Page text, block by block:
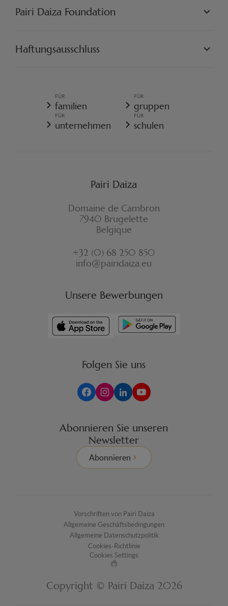
KÜNSTLERISCH
PAIRI DAIZA ERLEBNISSE
PAIRI DAIZA RESORT
Pairi Daiza Foundation
UNSERE PROJEKTE
ENGAGIEREN SIE SICH
Haftungsausschluss
REISERÜCKTRITTSVERSICHERUNG
COOKIE-RICHTLINIE
WIDERRUFSFORMULAR
FÜR
familien
FÜR
gruppen
FÜR
unternehmen
FÜR
schulen
Pairi Daiza
Domaine de Cambron
7940 Brugelette
Belgique
+32 (0) 68 250 850
info@pairidaiza.eu
Unsere Bewerbungen
Folgen Sie uns
Abonnieren Sie unseren
Newsletter
Abonnieren
Vorschriften von Pairi Daiza
Allgemeine Geschäftsbedingungen
Allgemeine Datenschutzpolitik
Cookies-Richtlinie
Cookies Settings
Made
by
Copyright © Pairi Daiza 2026